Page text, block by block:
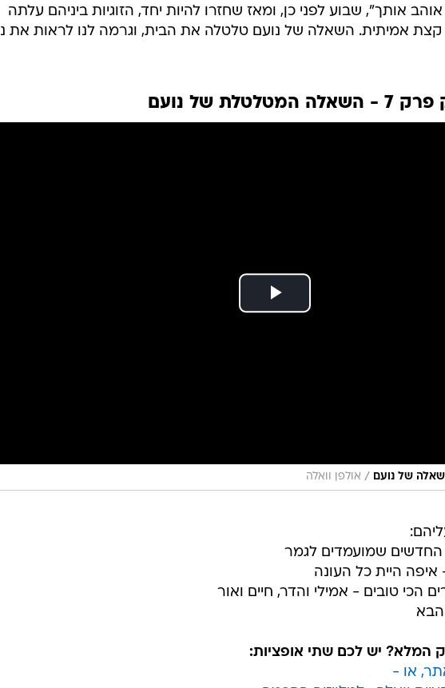
אותך", שבוע לפני כן, ומאז שחזרו להיות יחד, הזוגיות ביניהם עלתה
קצת אמיתית. השאלה של נועם טלטלה את הבית, וגרמה לנו לראות את
של נועם
/ אולפן וואלה
החדשים שמועמדים לגמר
איפה היית כל העונה
הכי טובים - אמילי והדר, חיים ואור
הבא
המלא? יש לכם שתי אופציות:
או -